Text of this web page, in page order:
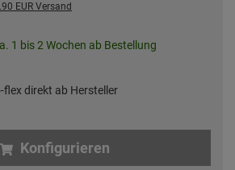
EUR Versand
1 bis 2 Wochen ab Bestellung
flex direkt ab Hersteller
Konfigurieren